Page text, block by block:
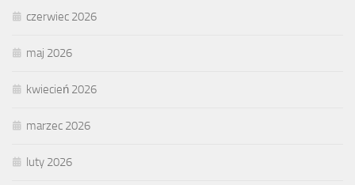
czerwiec 2026
maj 2026
kwiecień 2026
marzec 2026
luty 2026